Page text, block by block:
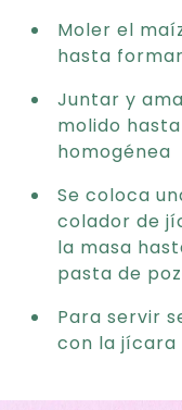
Moler el
hasta
Juntar y
molido
homogénea
Se coloca
colador de
la masa
pasta de
Para servir
con la jícara